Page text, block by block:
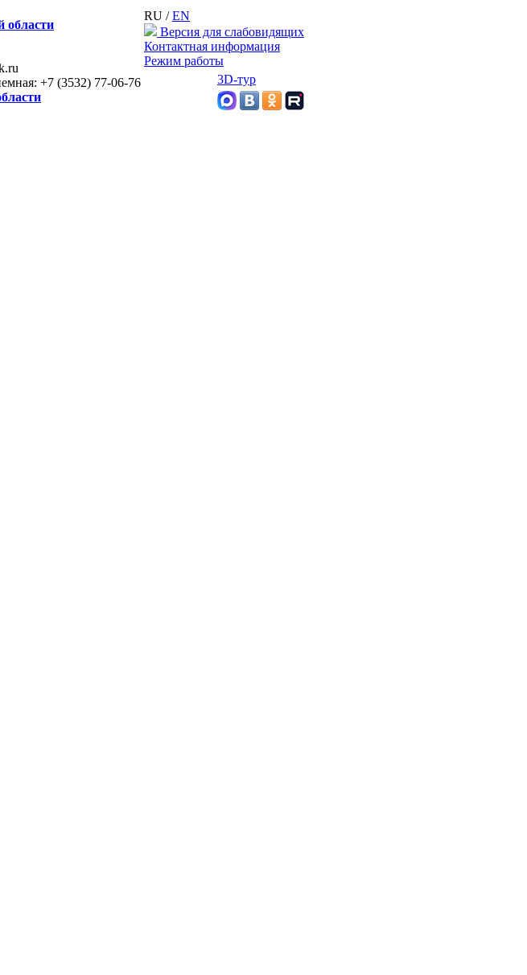
области
+7 (3532) 77-06-76
RU /EN
Версия для слабовидящих
Контактная информация
Режим работы
3D-тур